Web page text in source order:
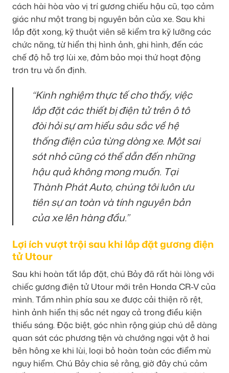
cách hài hòa vào vị trí gương chiếu hậu cũ, tạo cảm
giác như một trang bị nguyên bản của xe. Sau khi
lắp đặt xong, kỹ thuật viên sẽ kiểm tra kỹ lưỡng các
chức năng, từ hiển thị hình ảnh, ghi hình, đến các
chế độ hỗ trợ lùi xe, đảm bảo mọi thứ hoạt động
trơn tru và ổn định.
“Kinh nghiệm thực tế cho thấy, việc
lắp đặt các thiết bị điện tử trên ô tô
đòi hỏi sự am hiểu sâu sắc về hệ
thống điện của từng dòng xe. Một sai
sót nhỏ cũng có thể dẫn đến những
hậu quả không mong muốn. Tại
Thành Phát Auto, chúng tôi luôn ưu
tiên sự an toàn và tính nguyên bản
của xe lên hàng đầu.”
Lợi ích vượt trội sau khi lắp đặt gương điện
tử Utour
Sau khi hoàn tất lắp đặt, chú Bảy đã rất hài lòng với
chiếc gương điện tử Utour mới trên Honda CR-V của
mình. Tầm nhìn phía sau xe được cải thiện rõ rệt,
hình ảnh hiển thị sắc nét ngay cả trong điều kiện
thiếu sáng. Đặc biệt, góc nhìn rộng giúp chú dễ dàng
quan sát các phương tiện và chướng ngại vật ở hai
bên hông xe khi lùi, loại bỏ hoàn toàn các điểm mù
nguy hiểm. Chú Bảy chia sẻ rằng, giờ đây chú cảm